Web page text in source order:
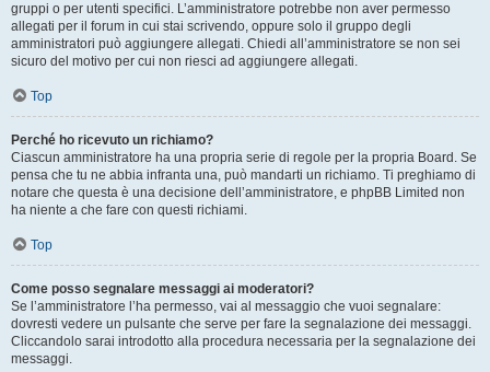
gruppi o per utenti specifici. L’amministratore potrebbe non aver permesso
allegati per il forum in cui stai scrivendo, oppure solo il gruppo degli
amministratori può aggiungere allegati. Chiedi all’amministratore se non sei
sicuro del motivo per cui non riesci ad aggiungere allegati.
Top
Perché ho ricevuto un richiamo?
Ciascun amministratore ha una propria serie di regole per la propria Board. Se
pensa che tu ne abbia infranta una, può mandarti un richiamo. Ti preghiamo di
notare che questa è una decisione dell’amministratore, e phpBB Limited non
ha niente a che fare con questi richiami.
Top
Come posso segnalare messaggi ai moderatori?
Se l’amministratore l’ha permesso, vai al messaggio che vuoi segnalare:
dovresti vedere un pulsante che serve per fare la segnalazione dei messaggi.
Cliccandolo sarai introdotto alla procedura necessaria per la segnalazione dei
messaggi.